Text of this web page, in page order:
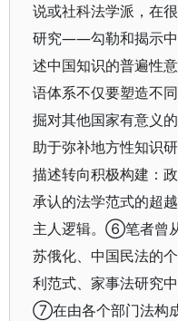
说或社科法学派，在
研究——勾勒和揭示中
述中国知识的普遍性
语体系不仅要塑造不
掘对其他国家有意义
助于弥补地方性知识
描述转向积极构建：
承认的法学范式的超
主人逻辑。⑥笔者曾
苏俄化、中国民法的
利范式、家事法研究
⑦在由各个部门法构